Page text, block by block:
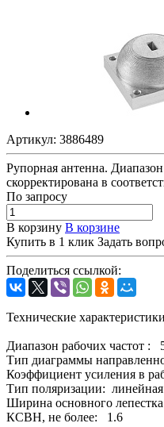
Артикул: 3886489
Рупорная антенна.
скорректирована в
По запросу
В корзину В корзине
Купить в 1 клик Задать
Поделиться ссылкой:
Технические характеристики
Диапазон рабочих частот :
Тип диаграммы
Коэффициент усиления в
Тип поляризации: линейная
Ширина основного
КСВН, не более: 1.6